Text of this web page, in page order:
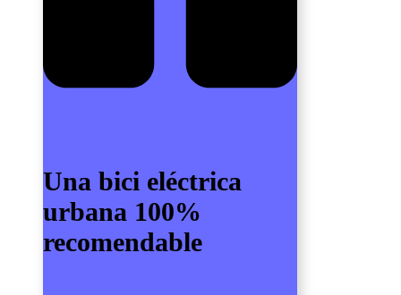
Una bici eléctrica
urbana 100%
recomendable